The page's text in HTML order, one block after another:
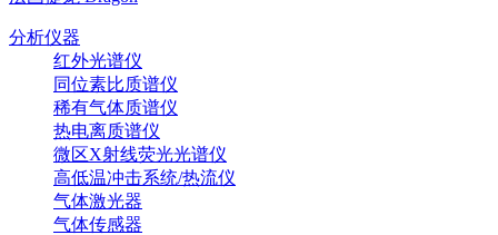
分析仪器
红外光谱仪
同位素比质谱仪
稀有气体质谱仪
热电离质谱仪
微区X射线荧光光谱仪
高低温冲击系统/热流仪
气体激光器
气体传感器